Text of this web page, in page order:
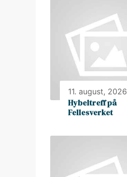
11. august, 2026
Hybeltreff på
Fellesverket